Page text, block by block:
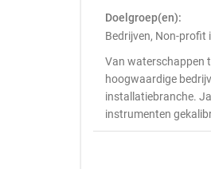
Doelgroep(en):
Bedrijven, Non-profit
Van waterschappen
hoogwaardige
installatiebranche.
instrumenten